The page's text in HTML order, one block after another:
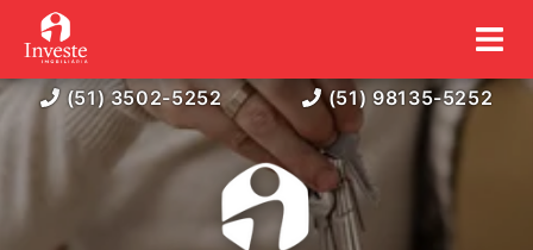
(51) 3502-5252 (51) 98135-5252